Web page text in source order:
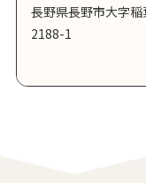
長野県長野市大字
2188-1